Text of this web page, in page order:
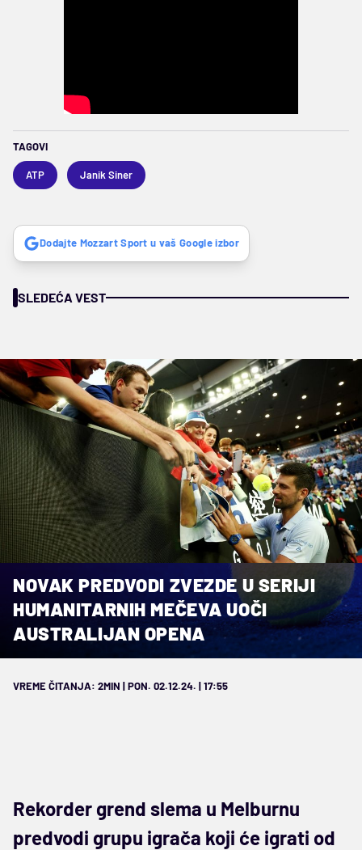
TAGOVI
ATP Janik Siner
Dodajte Mozzart Sport u vaš Google izbor
SLEDEĆA VEST
NOVAK PREDVODI ZVEZDE U SERIJI
HUMANITARNIH MEČEVA UOČI
AUSTRALIJAN OPENA
VREME ČITANJA: 2MIN | PON. 02.12.24. | 17:55
Rekorder grend slema u Melburnu
predvodi grupu igrača koji će igrati od